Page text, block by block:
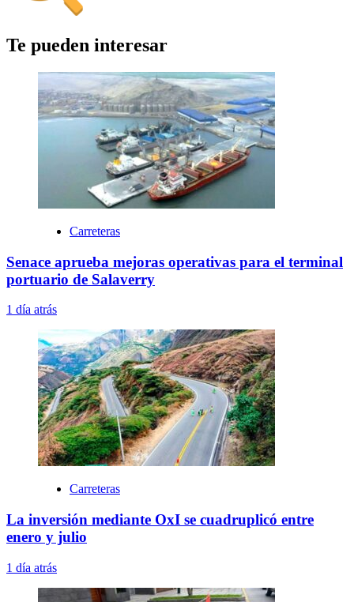
Te pueden interesar
Carreteras
Senace aprueba mejoras operativas para el terminal
portuario de Salaverry
1 día atrás
Carreteras
La inversión mediante OxI se cuadruplicó entre
enero y julio
1 día atrás